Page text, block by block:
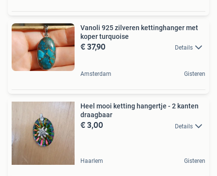
Vanoli 925 zilveren kettinghanger met
koper turquoise
€ 37,90 Details
Amsterdam Gisteren
Heel mooi ketting hangertje - 2 kanten
draagbaar
€ 3,00 Details
Haarlem Gisteren